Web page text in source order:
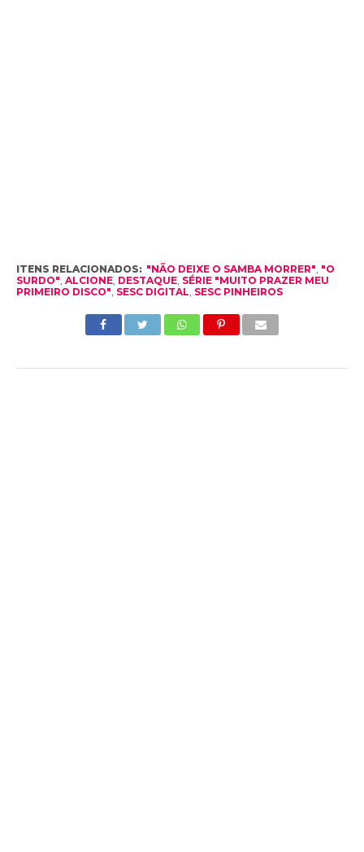
ITENS RELACIONADOS: "NÃO DEIXE O SAMBA MORRER" "O
SURDO" ALCIONE, DESTAQUE, SÉRIE "MUITO PRAZER MEU
PRIMEIRO DISCO" SESC DIGITAL SESC PINHEIROS